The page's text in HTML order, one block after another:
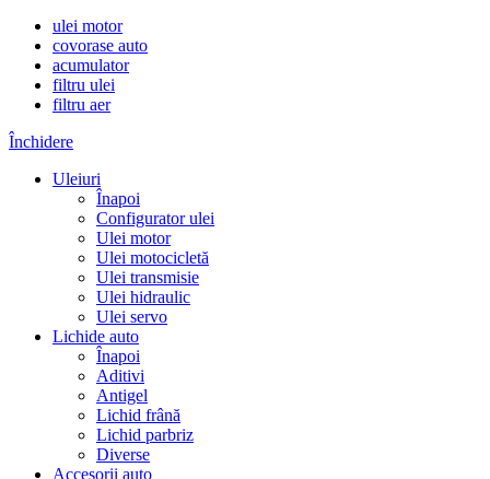
ulei motor
covorase auto
acumulator
filtru ulei
filtru aer
Închidere
Uleiuri
Înapoi
Configurator ulei
Ulei motor
Ulei motocicletă
Ulei transmisie
Ulei hidraulic
Ulei servo
Lichide auto
Înapoi
Aditivi
Antigel
Lichid frână
Lichid parbriz
Diverse
Accesorii auto